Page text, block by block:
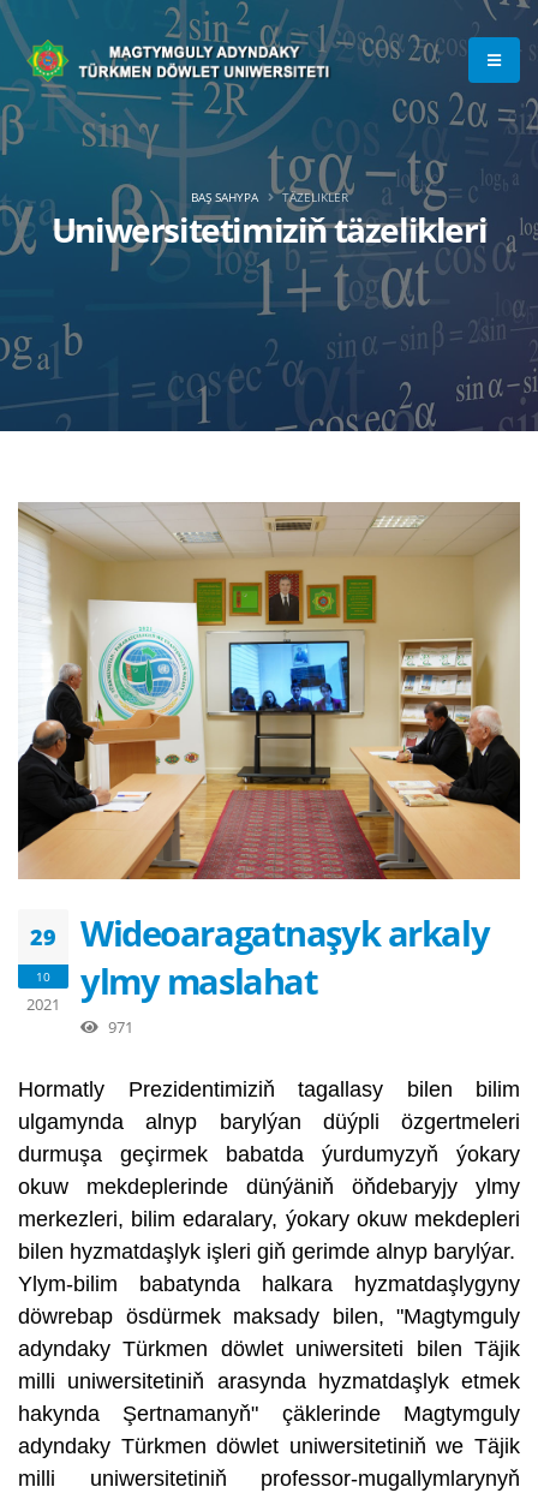
Uniwersitetimiziň täzelikleri
BAŞ SAHYPA TÄZELIKLER
29
10
2021
Wideoaragatnaşyk arkaly
ylmy maslahat
971
Hormatly Prezidentimiziň tagallasy bilen bilim
ulgamynda alnyp barylýan düýpli özgertmeleri
durmuşa geçirmek babatda ýurdumyzyň ýokary
okuw mekdeplerinde dünýäniň öňdebaryjy ylmy
merkezleri, bilim edaralary, ýokary okuw mekdepleri
bilen hyzmatdaşlyk işleri giň gerimde alnyp barylýar.
Ylym-bilim babatynda halkara hyzmatdaşlygyny
döwrebap ösdürmek maksady bilen, "Magtymguly
adyndaky Türkmen döwlet uniwersiteti bilen Täjik
milli uniwersitetiniň arasynda hyzmatdaşlyk etmek
hakynda Şertnamanyň" çäklerinde Magtymguly
adyndaky Türkmen döwlet uniwersitetiniň we Täjik
milli uniwersitetiniň professor-mugallymlarynyň